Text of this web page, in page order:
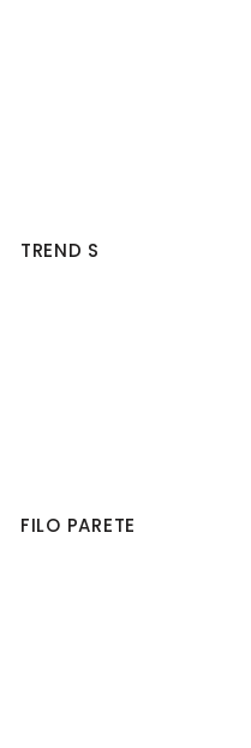
TREND S
FILO PARETE